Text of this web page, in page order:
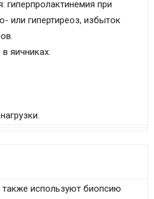
гиперпролактинемия при
или гипертиреоз, избыток
яичниках.
используют биопсию